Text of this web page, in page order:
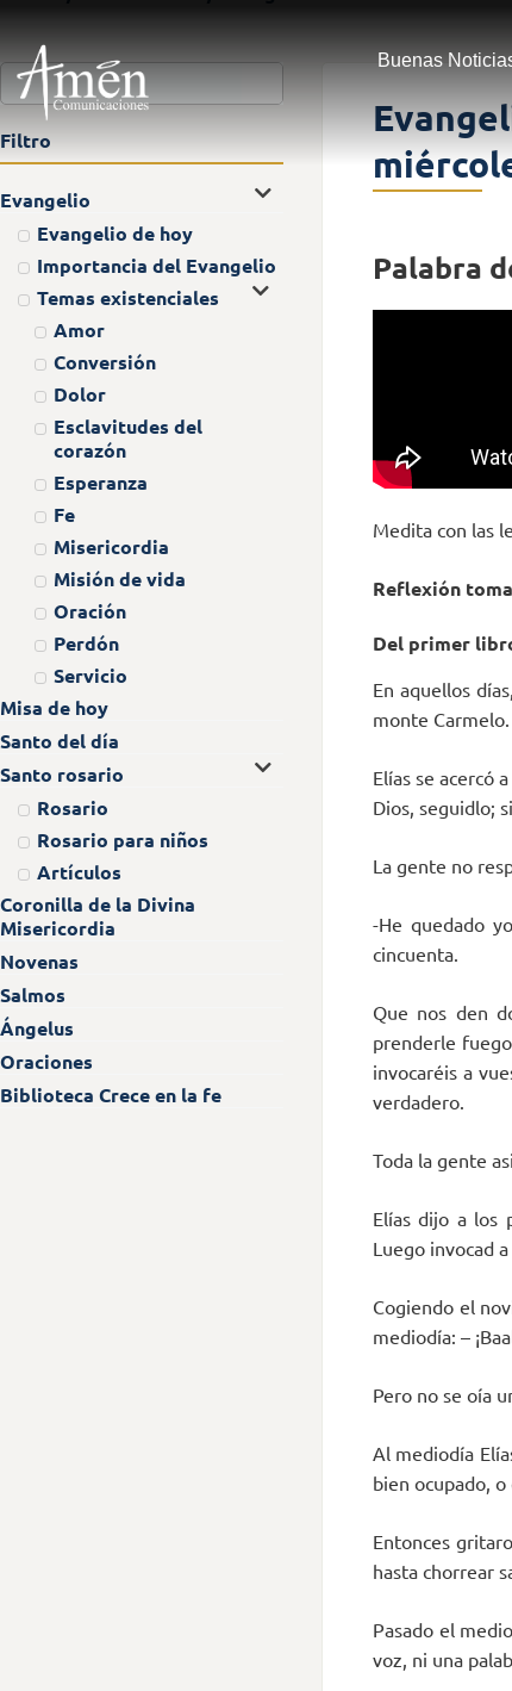
Buenas
Filtro
Evangelio
Evangelio de hoy
Importancia del Evangelio
Temas existenciales
Amor
Conversión
Dolor
Esclavitudes del
corazón
Esperanza
Fe
Misericordia
Misión de vida
Oración
Perdón
Servicio
Misa de hoy
Santo del día
Santo rosario
Rosario
Rosario para niños
Artículos
Coronilla de la Divina
Misericordia
Novenas
Salmos
Ángelus
Oraciones
Biblioteca Crece en la fe
Palabra
Medita con las
Reflexión
Del primer
En aquellos
monte Carmelo.
Elías se acercó
Dios, seguidlo;
La gente no
-He quedado
cincuenta.
Que nos den
prenderle
invocaréis a
verdadero.
Toda la gente
Elías dijo a los
Luego invocad
Cogiendo el
mediodía: –
Pero no se oía
Al mediodía
bien ocupado,
Entonces
hasta chorrear
Pasado el
voz, ni una